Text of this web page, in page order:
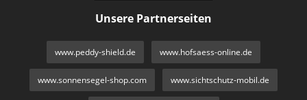
Unsere Partnerseiten
www.peddy-shield.de www.hofsaess-online.de
www.sonnensegel-shop.com www.sichtschutz-mobil.de